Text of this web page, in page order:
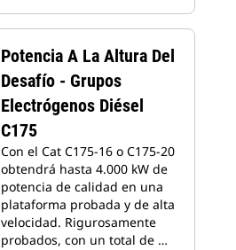
Potencia A La Altura Del
Desafío - Grupos
Electrógenos Diésel
C175
Con el Cat C175-16 o C175-20
obtendrá hasta 4.000 kW de
potencia de calidad en una
plataforma probada y de alta
velocidad. Rigurosamente
probados, con un total de …